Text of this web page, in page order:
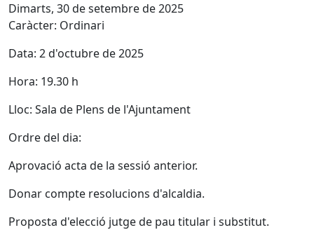
Dimarts, 30 de setembre de 2025
Caràcter: Ordinari
Data: 2 d'octubre de 2025
Hora: 19.30 h
Lloc: Sala de Plens de l'Ajuntament
Ordre del dia:
Aprovació acta de la sessió anterior.
Donar compte resolucions d'alcaldia.
Proposta d'elecció jutge de pau titular i substitut.